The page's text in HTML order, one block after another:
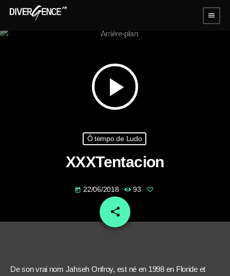
menu
play_arrow
Ô tempo de Ludo
XXXTentacion
today 22/06/2018 93
share
email
De son vrai nom Jahseh Onfroy, est né en 1998 en Floride et